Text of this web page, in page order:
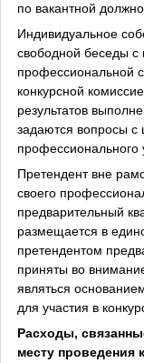
по вакантной
Индивидуальное
свободной беседы с
профессиональной
конкурсной
результатов
задаются вопросы с
профессионального
Претендент вне
своего
предварительный
размещается в
претендентом
приняты во
являться
для участия в
Расходы,
месту проведения